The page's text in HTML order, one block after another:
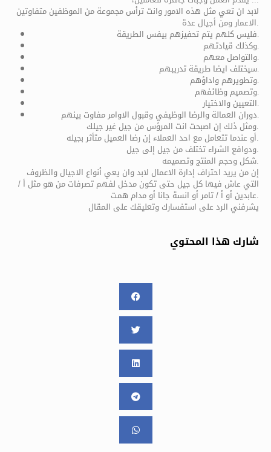
لابد ان تعي مثل هذه الامور وانت ترأس مجموعة من الموظفين متفاوتين
الاعمار ومن أجيال عدة.
فليس كلهم يتم تحفيزهم بيفس الطريقة.
وكذلك قيادتهم.
والتواصل معهم.
سيختلف ايضا طريقة تدريبهم.
وتطويرهم واداؤهم.
وتصميم وظائفهم.
التعيين والاختيار.
دوران العمالة والرضا الوظيفي وقبول الاوامر مفاوت بينهم.
ومثل ذلك إن اصبحت انت المرؤس من جيل غير جيلك.
أو عندما تتعامل مع احد العملاء إن رضا العميل متأثر بجيله.
ودوافع الشراء تختلف من جيل إلى جيل.
شكل وحجم المنتج وتصميمه.
إن من يريد احتراف إدارة الاعمال لابد وان يعي أنواع الاجيال والظروف
التي عاش فيها كل جيل حتى تكون مدخل لفهم تصرفات من هو مثل أ /
عابدين أو أ / تامر أو انسة جانا أو مدام همت.
يشرفني الرد على استفسارك وتعليقك على المقال
شارك هذا المحتوي